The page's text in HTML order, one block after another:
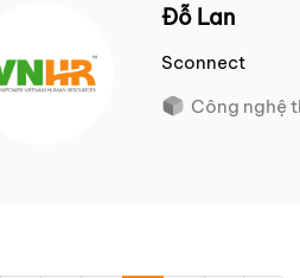
Đỗ Lan
Sconnect
Công nghệ